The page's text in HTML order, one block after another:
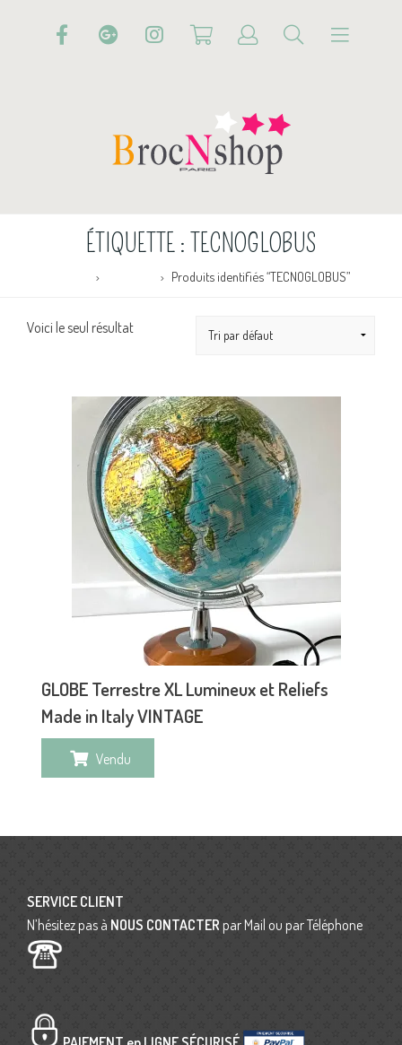
ÉTIQUETTE : TECNOGLOBUS
Produits identifiés “TECNOGLOBUS”
Voici le seul résultat
GLOBE Terrestre XL Lumineux et Reliefs
Made in Italy VINTAGE
Vendu
SERVICE CLIENT
N’hésitez pas à NOUS CONTACTER par Mail ou par Téléphone